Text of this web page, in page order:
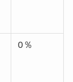
0％